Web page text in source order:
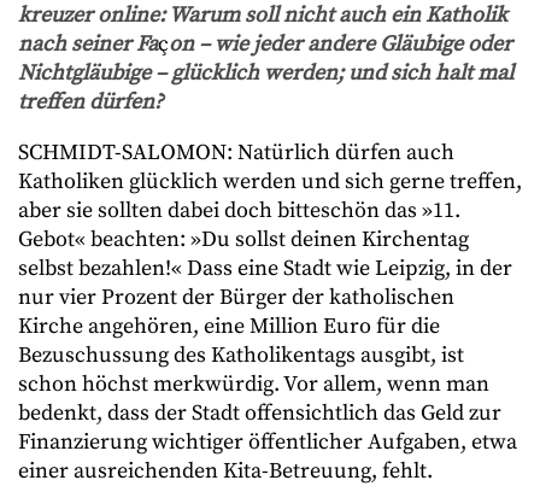
kreuzer online: Warum soll nicht auch ein Katholik
nach seiner Façon – wie jeder andere Gläubige oder
Nichtgläubige – glücklich werden; und sich halt mal
treffen dürfen?
SCHMIDT-SALOMON: Natürlich dürfen auch
Katholiken glücklich werden und sich gerne treffen,
aber sie sollten dabei doch bitteschön das »11.
Gebot« beachten: »Du sollst deinen Kirchentag
selbst bezahlen!« Dass eine Stadt wie Leipzig, in der
nur vier Prozent der Bürger der katholischen
Kirche angehören, eine Million Euro für die
Bezuschussung des Katholikentags ausgibt, ist
schon höchst merkwürdig. Vor allem, wenn man
bedenkt, dass der Stadt offensichtlich das Geld zur
Finanzierung wichtiger öffentlicher Aufgaben, etwa
einer ausreichenden Kita-Betreuung, fehlt.